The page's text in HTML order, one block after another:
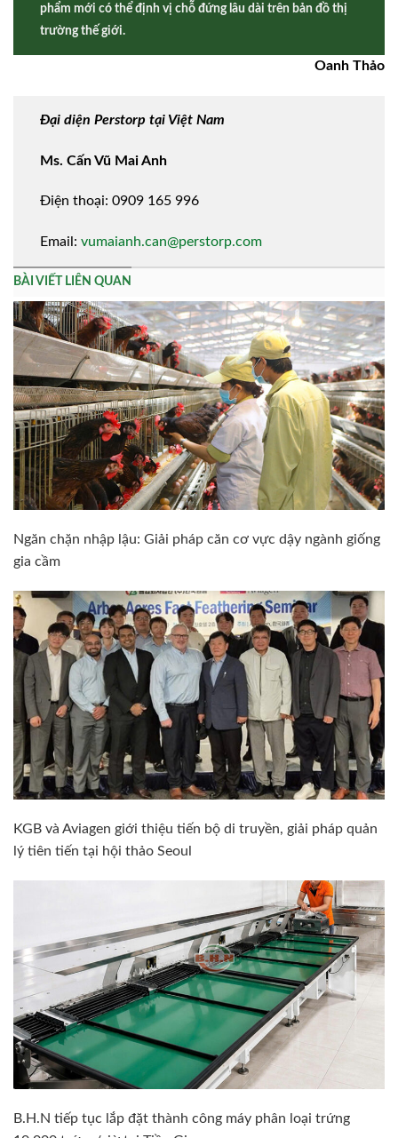
phẩm mới có thể định vị chỗ đứng lâu dài trên bản đồ thị
trường thế giới.
Oanh Thảo
Đại diện Perstorp tại Việt Nam
Ms. Cấn Vũ Mai Anh
Điện thoại: 0909 165 996
Email: vumaianh.can@perstorp.com
BÀI VIẾT LIÊN QUAN
Ngăn chặn nhập lậu: Giải pháp căn cơ vực dậy ngành giống
gia cầm
KGB và Aviagen giới thiệu tiến bộ di truyền, giải pháp quản
lý tiên tiến tại hội thảo Seoul
B.H.N tiếp tục lắp đặt thành công máy phân loại trứng